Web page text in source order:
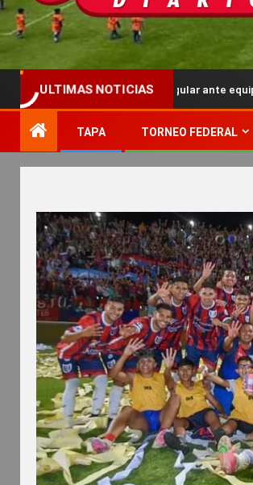
ULTIMAS NOTICIAS
un triangular ante equipos Sub 16
TAPA TORNEO FEDERAL